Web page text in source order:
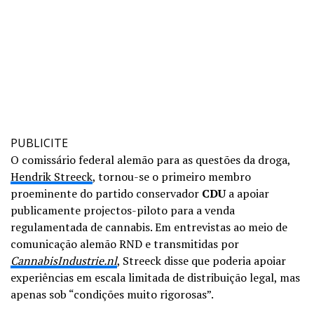
PUBLICITE
O comissário federal alemão para as questões da droga,
Hendrik Streeck, tornou-se o primeiro membro
proeminente do partido conservador CDUa apoiar
publicamente projectos-piloto para a venda
regulamentada de cannabis. Em entrevistas ao meio de
comunicação alemão RND e transmitidas por
CannabisIndustrie.nl, Streeck disse que poderia apoiar
experiências em escala limitada de distribuição legal, mas
apenas sob “condições muito rigorosas”.